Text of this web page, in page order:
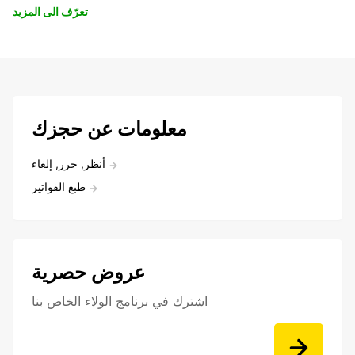
تعرّف الى المزيد
معلومات عن حجزك
أنظر, حرر, إلغاء
طبع الفواتير
عروض حصرية
اشترك في برنامج الولاء الخاص بنا